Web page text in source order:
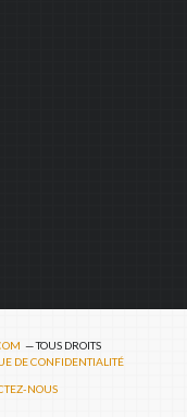
— TOUS DROITS
DE CONFIDENTIALITÉ
NOUS